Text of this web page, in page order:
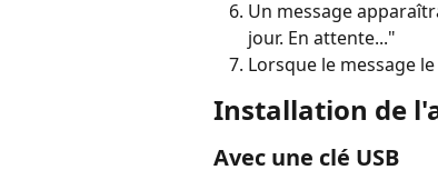
Un message
jour. En attente..."
Lorsque le message
Installation de
Avec une clé USB